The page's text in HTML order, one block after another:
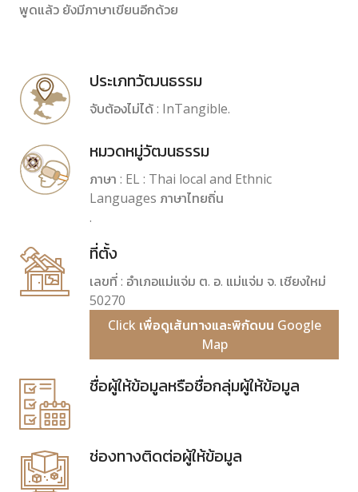
พูดแล้ว ยังมีภาษาเขียนอีกด้วย
ประเภทวัฒนธรรม
จับต้องไม่ได้ : InTangible.
หมวดหมู่วัฒนธรรม
ภาษา : EL : Thai local and Ethnic
Languages ภาษาไทยถิ่น
.
ที่ตั้ง
เลขที่ : อำเภอแม่แจ่ม ต. อ. แม่แจ่ม จ. เชียงใหม่
50270
Click เพื่อดูเส้นทางและพิกัดบน Google
Map
ชื่อผู้ให้ข้อมูลหรือชื่อกลุ่มผู้ให้ข้อมูล
ช่องทางติดต่อผู้ให้ข้อมูล